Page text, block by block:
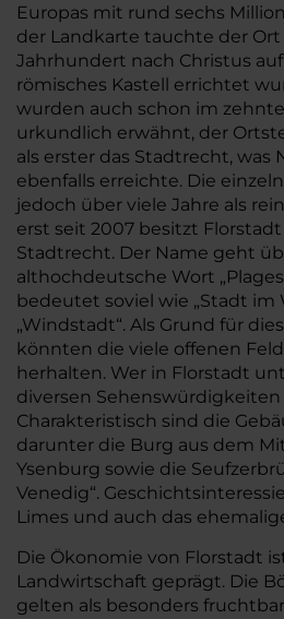
Europas mit rund sechs
der Landkarte tauchte der
Jahrhundert nach Christus auf
römisches Kastell errichtet
wurden auch schon im
urkundlich erwähnt, der
als erster das Stadtrecht, was
ebenfalls erreichte. Die
jedoch über viele Jahre als
erst seit 2007 besitzt
Stadtrecht. Der Name geht
althochdeutsche Wort
bedeutet soviel wie „Stadt im
„Windstadt“. Als Grund für
könnten die viele offenen
herhalten. Wer in Florstadt
diversen Sehenswürdigkeiten
Charakteristisch sind die
darunter die Burg aus dem
Ysenburg sowie die
Venedig“.
Limes und auch das
Die Ökonomie von Florstadt
Landwirtschaft geprägt. Die
gelten als besonders